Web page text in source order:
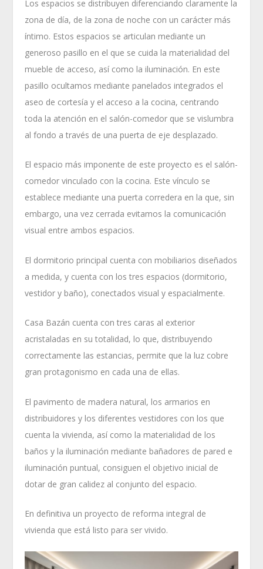
Los espacios se distribuyen diferenciando claramente la
zona de día, de la zona de noche con un carácter más
íntimo. Estos espacios se articulan mediante un
generoso pasillo en el que se cuida la materialidad del
mueble de acceso, así como la iluminación. En este
pasillo ocultamos mediante panelados integrados el
aseo de cortesía y el acceso a la cocina, centrando
toda la atención en el salón-comedor que se vislumbra
al fondo a través de una puerta de eje desplazado.
El espacio más imponente de este proyecto es el salón-
comedor vinculado con la cocina. Este vínculo se
establece mediante una puerta corredera en la que, sin
embargo, una vez cerrada evitamos la comunicación
visual entre ambos espacios.
El dormitorio principal cuenta con mobiliarios diseñados
a medida, y cuenta con los tres espacios (dormitorio,
vestidor y baño), conectados visual y espacialmente.
Casa Bazán cuenta con tres caras al exterior
acristaladas en su totalidad, lo que, distribuyendo
correctamente las estancias, permite que la luz cobre
gran protagonismo en cada una de ellas.
El pavimento de madera natural, los armarios en
distribuidores y los diferentes vestidores con los que
cuenta la vivienda, así como la materialidad de los
baños y la iluminación mediante bañadores de pared e
iluminación puntual, consiguen el objetivo inicial de
dotar de gran calidez al conjunto del espacio.
En definitiva un proyecto de reforma integral de
vivienda que está listo para ser vivido.